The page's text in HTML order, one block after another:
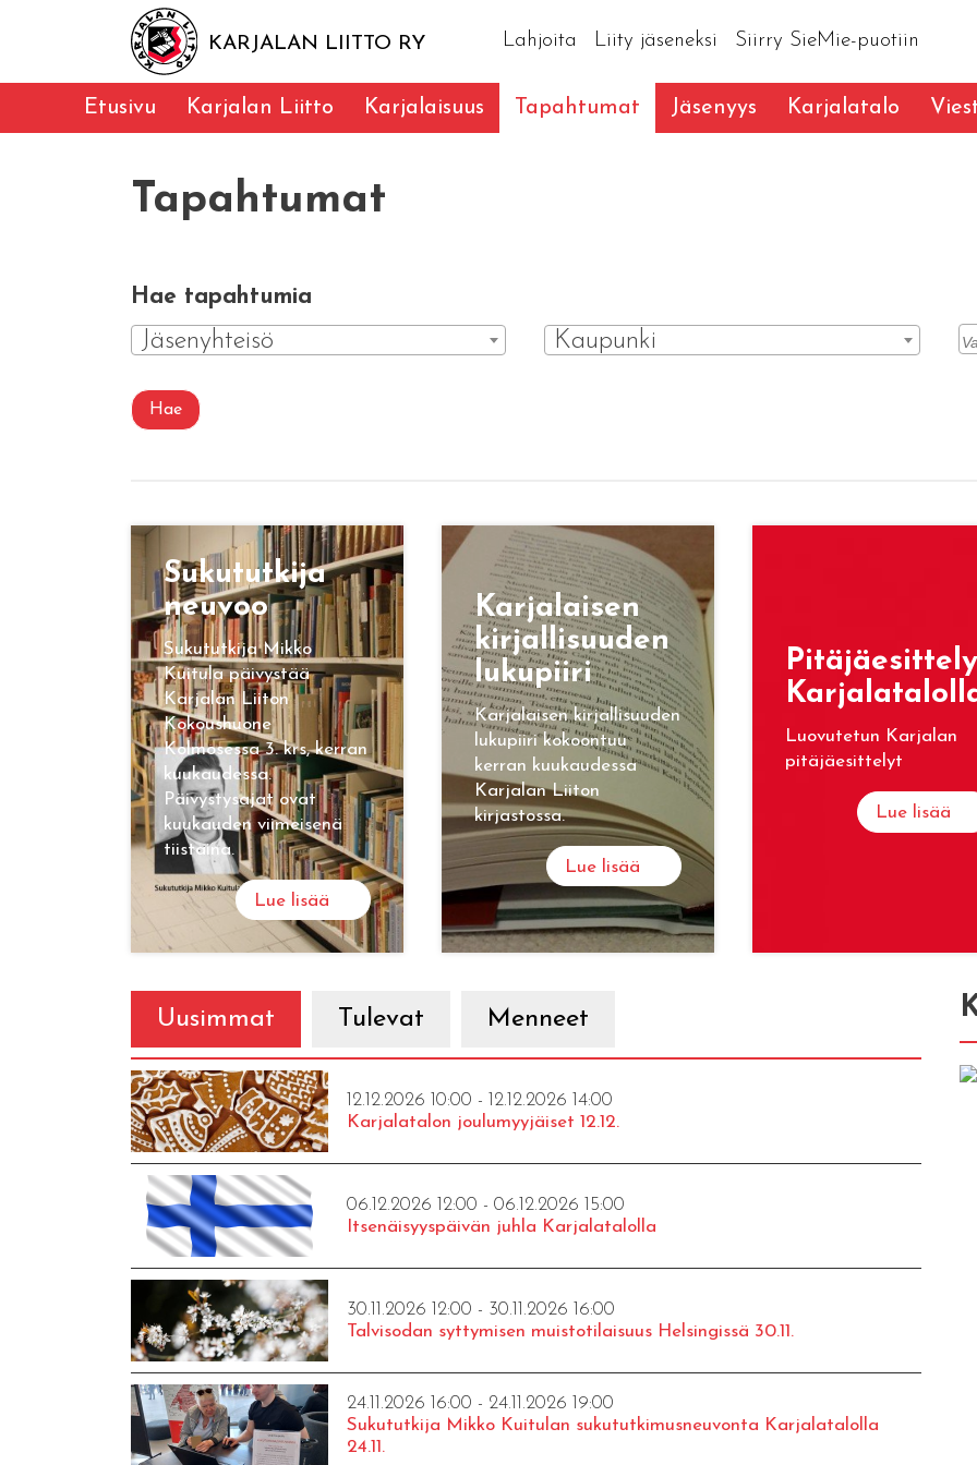
KARJALAN LIITTO RY Lahjoita Liity jäseneksi Siirry SieMie-puotiin
Etusivu Karjalan Liitto Karjalaisuus Tapahtumat Jäsenyys Karjalatalo
Tapahtumat
Hae tapahtumia
Jäsenyhteisö Kaupunki
Hae
Su­ku­tut­ki­ja
neu­voo
Sukututkija Mikko
Kuitula päivystää
Karjalan Liiton
Kokoushuone
Kolmosessa 3. krs, kerran
kuukaudessa.
Päivystysajat ovat
kuukauden viimeisenä
tiistaina.
Lue lisää
Kar­ja­lai­sen
kir­jal­li­suu­den
lu­ku­pii­ri
Karjalaisen kirjallisuuden
lukupiiri kokoontuu
kerran kuukaudessa
Karjalan Liiton
kirjastossa.
Lue lisää
Luovutetun Karjalan
pitäjäesittelyt
Lue lisää
Uusimmat Tulevat Menneet
12.12.2026 10:00 - 12.12.2026 14:00
Karjalatalon joulumyyjäiset 12.12.
06.12.2026 12:00 - 06.12.2026 15:00
Itsenäisyyspäivän juhla Karjalatalolla
30.11.2026 12:00 - 30.11.2026 16:00
Talvisodan syttymisen muistotilaisuus Helsingissä 30.11.
24.11.2026 16:00 - 24.11.2026 19:00
Sukututkija Mikko Kuitulan sukututkimusneuvonta Karjalatalolla
24.11.